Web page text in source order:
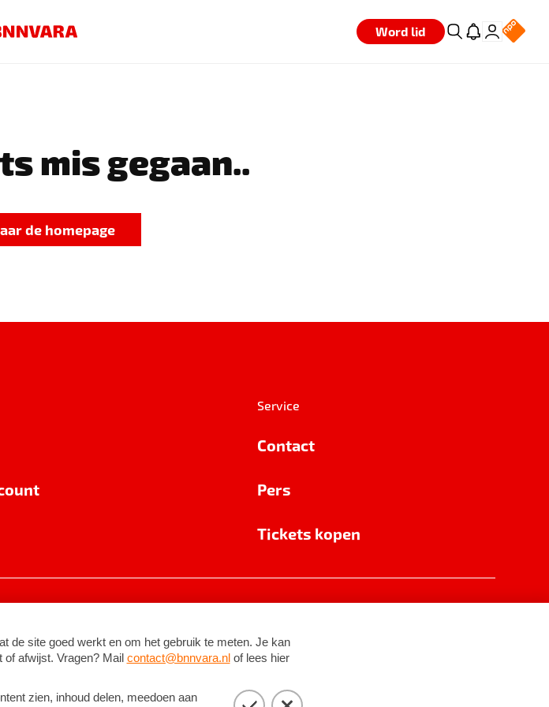
Word lid
mis gegaan..
de homepage
Service
Contact
Pers
Tickets kopen